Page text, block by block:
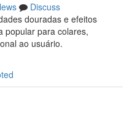
Discuss
douradas e efeitos
popular para colares,
ao usuário.